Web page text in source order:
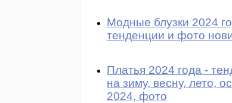
Модные блузки 2024
тенденции и фото
Платья 2024 года -
на зиму, весну, лето,
2024, фото